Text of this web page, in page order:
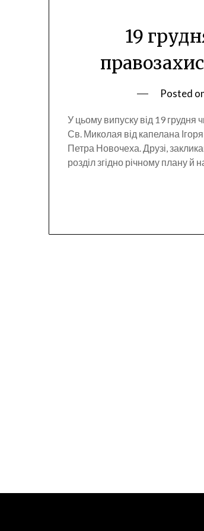
19
Posted
У цьому випуску від 19 грудня
Св. Миколая від капелана
Петра Новочеха. Друзі,
розділ згідно річному плану й